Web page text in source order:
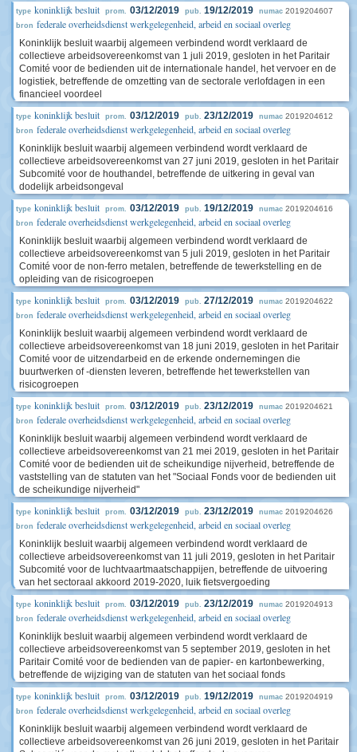
type koninklijk besluit prom. 03/12/2019 pub. 19/12/2019 numac 2019204607
bron federale overheidsdienst werkgelegenheid, arbeid en sociaal overleg
Koninklijk besluit waarbij algemeen verbindend wordt verklaard de
collectieve arbeidsovereenkomst van 1 juli 2019, gesloten in het Paritair
Comité voor de bedienden uit de internationale handel, het vervoer en de
logistiek, betreffende de omzetting van de sectorale verlofdagen in een
financieel voordeel
type koninklijk besluit prom. 03/12/2019 pub. 23/12/2019 numac 2019204612
bron federale overheidsdienst werkgelegenheid, arbeid en sociaal overleg
Koninklijk besluit waarbij algemeen verbindend wordt verklaard de
collectieve arbeidsovereenkomst van 27 juni 2019, gesloten in het Paritair
Subcomité voor de houthandel, betreffende de uitkering in geval van
dodelijk arbeidsongeval
type koninklijk besluit prom. 03/12/2019 pub. 19/12/2019 numac 2019204616
bron federale overheidsdienst werkgelegenheid, arbeid en sociaal overleg
Koninklijk besluit waarbij algemeen verbindend wordt verklaard de
collectieve arbeidsovereenkomst van 5 juli 2019, gesloten in het Paritair
Comité voor de non-ferro metalen, betreffende de tewerkstelling en de
opleiding van de risicogroepen
type koninklijk besluit prom. 03/12/2019 pub. 27/12/2019 numac 2019204622
bron federale overheidsdienst werkgelegenheid, arbeid en sociaal overleg
Koninklijk besluit waarbij algemeen verbindend wordt verklaard de
collectieve arbeidsovereenkomst van 18 juni 2019, gesloten in het Paritair
Comité voor de uitzendarbeid en de erkende ondernemingen die
buurtwerken of -diensten leveren, betreffende het tewerkstellen van
risicogroepen
type koninklijk besluit prom. 03/12/2019 pub. 23/12/2019 numac 2019204621
bron federale overheidsdienst werkgelegenheid, arbeid en sociaal overleg
Koninklijk besluit waarbij algemeen verbindend wordt verklaard de
collectieve arbeidsovereenkomst van 21 mei 2019, gesloten in het Paritair
Comité voor de bedienden uit de scheikundige nijverheid, betreffende de
vaststelling van de statuten van het "Sociaal Fonds voor de bedienden uit
de scheikundige nijverheid"
type koninklijk besluit prom. 03/12/2019 pub. 23/12/2019 numac 2019204626
bron federale overheidsdienst werkgelegenheid, arbeid en sociaal overleg
Koninklijk besluit waarbij algemeen verbindend wordt verklaard de
collectieve arbeidsovereenkomst van 11 juli 2019, gesloten in het Paritair
Subcomité voor de luchtvaartmaatschappijen, betreffende de uitvoering
van het sectoraal akkoord 2019-2020, luik fietsvergoeding
type koninklijk besluit prom. 03/12/2019 pub. 23/12/2019 numac 2019204913
bron federale overheidsdienst werkgelegenheid, arbeid en sociaal overleg
Koninklijk besluit waarbij algemeen verbindend wordt verklaard de
collectieve arbeidsovereenkomst van 5 september 2019, gesloten in het
Paritair Comité voor de bedienden van de papier- en kartonbewerking,
betreffende de wijziging van de statuten van het sociaal fonds
type koninklijk besluit prom. 03/12/2019 pub. 19/12/2019 numac 2019204919
bron federale overheidsdienst werkgelegenheid, arbeid en sociaal overleg
Koninklijk besluit waarbij algemeen verbindend wordt verklaard de
collectieve arbeidsovereenkomst van 26 juni 2019, gesloten in het Paritair